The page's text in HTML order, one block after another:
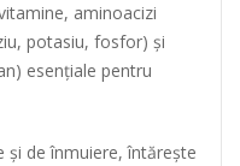
aminoacizi
potasiu, fosfor) și
esențiale pentru
și de înmuiere, întărește